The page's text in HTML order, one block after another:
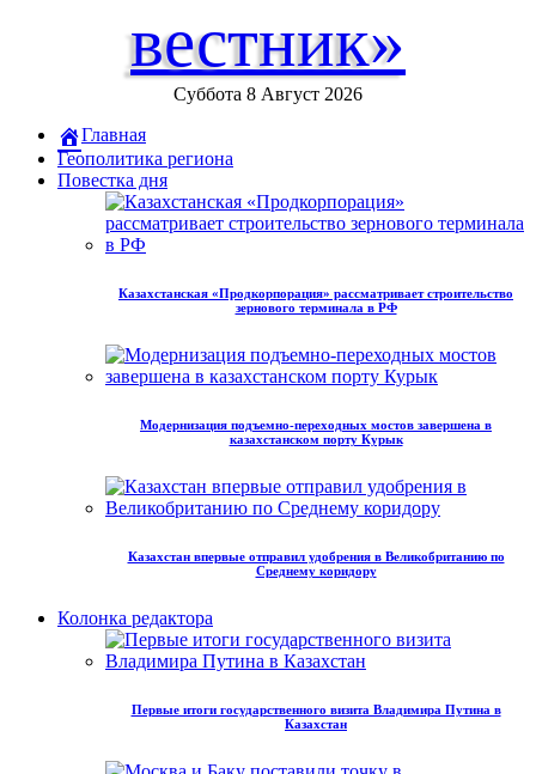
вестник»
Суббота 8 Август 2026
Главная
Геополитика региона
Повестка дня
Казахстанская «Продкорпорация» рассматривает строительство
зернового терминала в РФ
Модернизация подъемно-переходных мостов завершена в
казахстанском порту Курык
Казахстан впервые отправил удобрения в Великобританию по
Среднему коридору
Колонка редактора
Первые итоги государственного визита Владимира Путина в
Казахстан